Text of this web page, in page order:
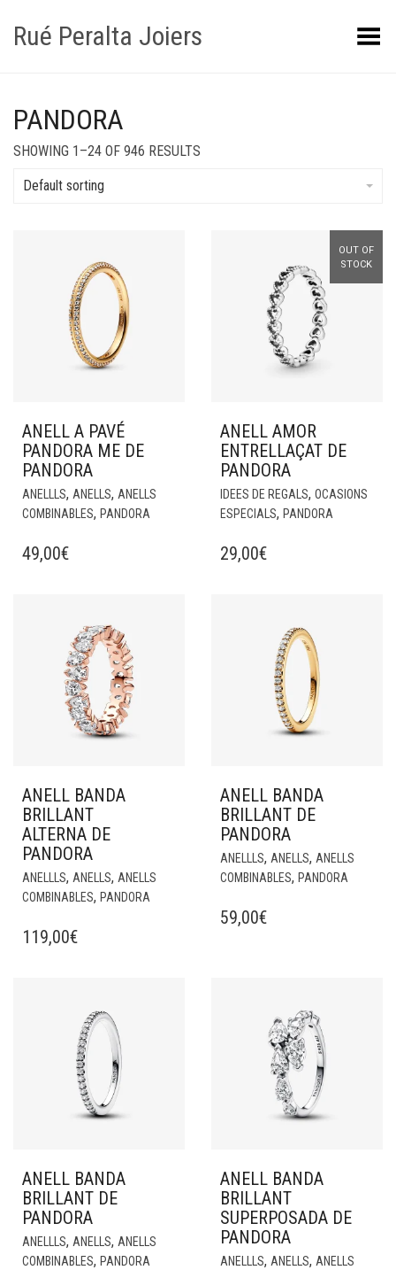
Rué Peralta Joiers Toggle Menu
PANDORA
SHOWING 1–24 OF 946 RESULTS
Default sorting
ANELL A PAVÉ
PANDORA ME DE
PANDORA
ANELLLS, ANELLS, ANELLS
COMBINABLES, PANDORA
49,00€
OUT OF
STOCK
ANELL AMOR
ENTRELLAÇAT DE
PANDORA
IDEES DE REGALS, OCASIONS
ESPECIALS, PANDORA
29,00€
ANELL BANDA
BRILLANT
ALTERNA DE
PANDORA
ANELLLS, ANELLS, ANELLS
COMBINABLES, PANDORA
119,00€
ANELL BANDA
BRILLANT DE
PANDORA
ANELLLS, ANELLS, ANELLS
COMBINABLES, PANDORA
59,00€
ANELL BANDA
BRILLANT DE
PANDORA
ANELLLS, ANELLS, ANELLS
COMBINABLES, PANDORA
ANELL BANDA
BRILLANT
SUPERPOSADA DE
PANDORA
ANELLLS, ANELLS, ANELLS